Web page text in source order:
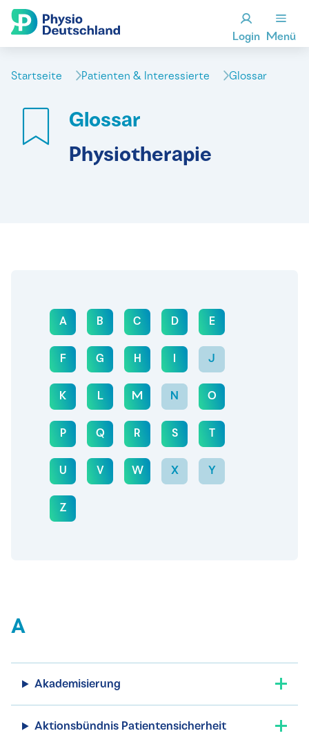
Login Menü
Startseite Patienten & Interessierte Glossar
Glossar
Physiotherapie
A B C D E
F G H J
K L M N O
P Q R S
U V W X Y
Z
A
Akademisierung
Aktionsbündnis Patientensicherheit